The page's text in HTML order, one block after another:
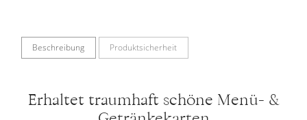
Menge
Beschreibung Produktsicherheit
Erhaltet traumhaft schöne Menü- &